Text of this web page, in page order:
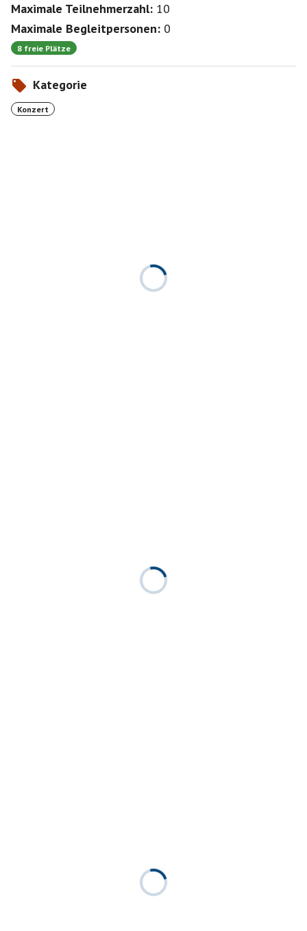
Maximale Teilnehmerzahl: 10
Maximale Begleitpersonen: 0
8 freie Plätze
Kategorie
Konzert